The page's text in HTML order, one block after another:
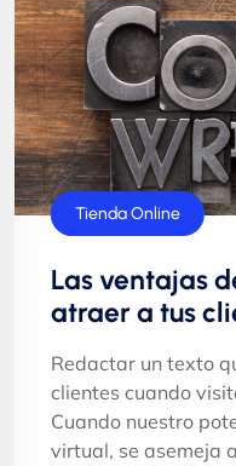
Marketing
Tienda Online
Las ventajas
atraer a tus
Redactar un texto
clientes cuando
Cuando nuestro
virtual, se asemeja